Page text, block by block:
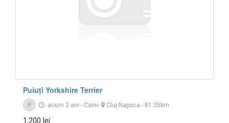
Puiuți Yorkshire Terrier
P acum 2 ani - Caini- Cluj-Napoca - 81.35km
1,200 lei